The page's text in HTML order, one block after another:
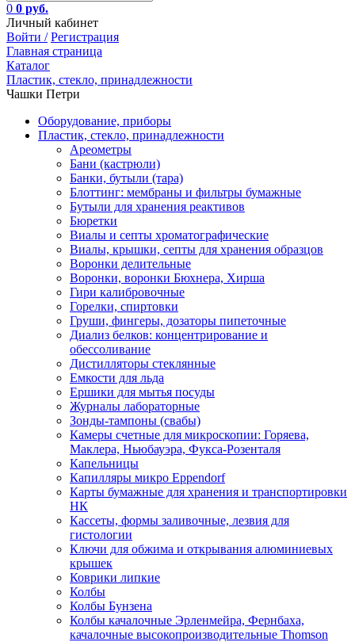
0 0 руб.
Личный кабинет
Войти / Регистрация
Главная страница
Каталог
Пластик, стекло, принадлежности
Чашки Петри
Оборудование, приборы
Пластик, стекло, принадлежности
Ареометры
Бани (кастрюли)
Банки, бутыли (тара)
Блоттинг: мембраны и фильтры бумажные
Бутыли для хранения реактивов
Бюретки
Виалы и септы хроматографические
Виалы, крышки, септы для хранения образцов
Воронки делительные
Воронки, воронки Бюхнера, Хирша
Гири калибровочные
Горелки, спиртовки
Груши, фингеры, дозаторы пипеточные
Диализ белков: концентрирование и
обессоливание
Дистилляторы стеклянные
Емкости для льда
Ершики для мытья посуды
Журналы лабораторные
Зонды-тампоны (свабы)
Камеры счетные для микроскопии: Горяева,
Маклера, Ньюбауэра, Фукса-Розенталя
Капельницы
Капилляры микро Eppendorf
Карты бумажные для хранения и транспортировки
НК
Кассеты, формы заливочные, лезвия для
гистологии
Ключи для обжима и открывания алюминиевых
крышек
Коврики липкие
Колбы
Колбы Бунзена
Колбы качалочные Эрленмейра, Фернбаха,
качалочные высокопроизводительные Thomson